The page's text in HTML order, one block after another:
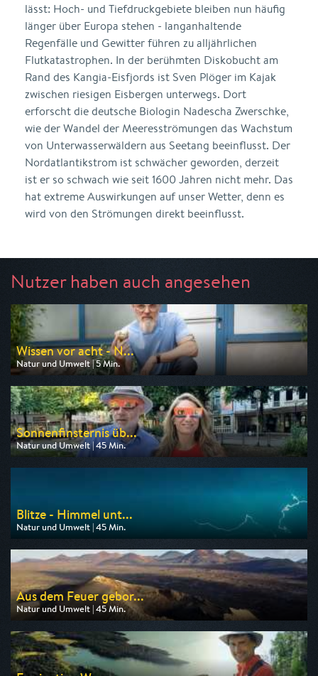
lässt: Hoch- und Tiefdruckgebiete bleiben nun häufig
länger über Europa stehen - langanhaltende
Regenfälle und Gewitter führen zu alljährlichen
Flutkatastrophen. In der berühmten Diskobucht am
Rand des Kangia-Eisfjords ist Sven Plöger im Kajak
zwischen riesigen Eisbergen unterwegs. Dort
erforscht die deutsche Biologin Nadescha Zwerschke,
wie der Wandel der Meeresströmungen das Wachstum
von Unterwasserwäldern aus Seetang beeinflusst. Der
Nordatlantikstrom ist schwächer geworden, derzeit
ist er so schwach wie seit 1600 Jahren nicht mehr. Das
hat extreme Auswirkungen auf unser Wetter, denn es
wird von den Strömungen direkt beeinflusst.
Nutzer haben auch angesehen
Wissen vor acht - N...
Natur und Umwelt | 5 Min.
Ausgestrahlt von ARD
am 11.08.2026, 19:45
Sonnenfinsternis üb...
Natur und Umwelt | 45 Min.
Ausgestrahlt von 3sat
am 12.08.2026, 20:15
Blitze - Himmel unt...
Natur und Umwelt | 45 Min.
Ausgestrahlt von 3sat
am 11.08.2026, 04:10
Aus dem Feuer gebor...
Natur und Umwelt | 45 Min.
Ausgestrahlt von 3sat
am 10.08.2026, 15:20